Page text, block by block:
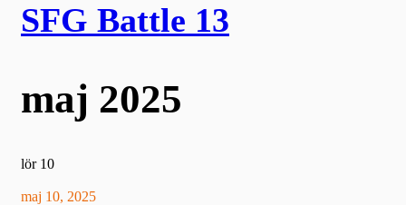
SFG Battle 13
maj 2025
lör 10
maj 10, 2025